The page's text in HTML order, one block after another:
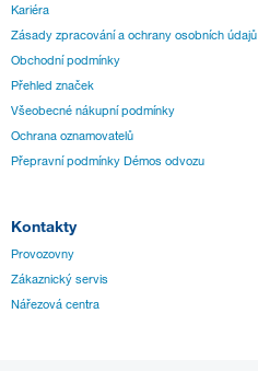
Kariéra
Zásady zpracování a ochrany osobních údajů
Obchodní podmínky
Přehled značek
Všeobecné nákupní podmínky
Ochrana oznamovatelů
Přepravní podmínky Démos odvozu
Kontakty
Provozovny
Zákaznický servis
Nářezová centra